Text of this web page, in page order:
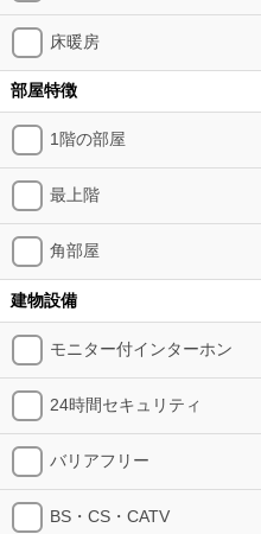
床暖房
部屋特徴
1階の部屋
最上階
角部屋
建物設備
モニター付インターホン
24時間セキュリティ
バリアフリー
BS・CS・CATV